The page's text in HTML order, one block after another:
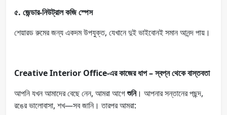
৫. জেন্ডার-নিউট্রাল কজি স্পেস
শেয়ারড রুমের জন্য একদম উপযুক্ত, যেখানে দুই ভাইবোনই সমান আনন্দ পায়।
Creative Interior Office-এর কাজের ধাপ – স্বপ্ন থেকে বাস্তবতা
আপনি যখন আমাদের বেছে নেন, আমরা আগেশুনি। আপনার সন্তানের পছন্দ,
রঙের ভালোবাসা, শখ—সব জানি। তারপর আমরা: